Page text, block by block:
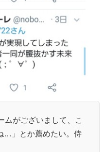
ムがございまして、こ
…」とか薦めたい。侍